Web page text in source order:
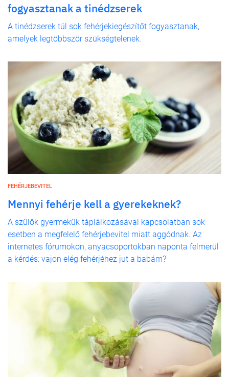
fogyasztanak a tinédzserek
A tinédzserek túl sok fehérjekiegészítőt fogyasztanak,
amelyek legtöbbször szükségtelenek.
FEHÉRJEBEVITEL
Mennyi fehérje kell a gyerekeknek?
A szülők gyermekük táplálkozásával kapcsolatban sok
esetben a megfelelő fehérjebevitel miatt aggódnak. Az
internetes fórumokon, anyacsoportokban naponta felmerül
a kérdés: vajon elég fehérjéhez jut a babám?